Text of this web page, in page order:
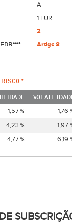
A
1 EUR
2
Artigo 8
*
1,57 % 1,76
4,23 % 1,97
4,77 % 6,19